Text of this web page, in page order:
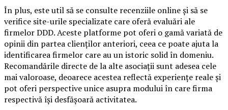
În plus, este util să se consulte recenziile online și să se
verifice site-urile specializate care oferă evaluări ale
firmelor DDD. Aceste platforme pot oferi o gamă variată de
opinii din partea clienților anteriori, ceea ce poate ajuta la
identificarea firmelor care au un istoric solid în domeniu.
Recomandările directe de la alte asociații sunt adesea cele
mai valoroase, deoarece acestea reflectă experiențe reale și
pot oferi perspective unice asupra modului în care firma
respectivă își desfășoară activitatea.